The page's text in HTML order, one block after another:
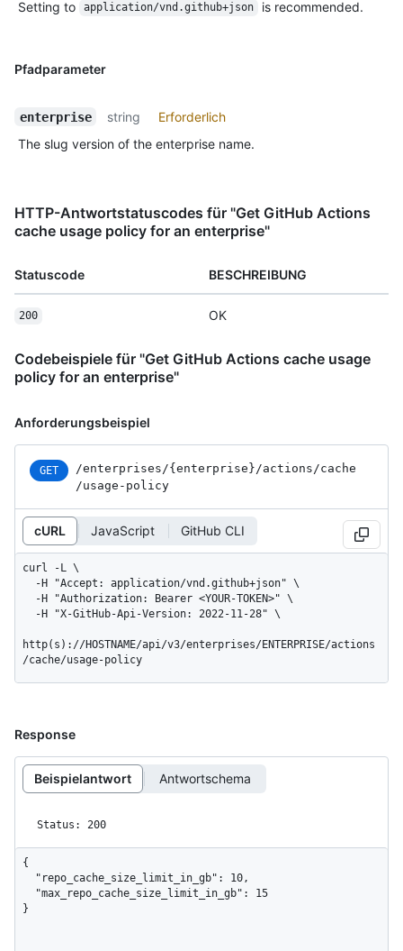
Setting to application/vnd.github+json is recommended.
Pfadparameter
enterprise string
Erforderlich
The slug version of the enterprise name.
HTTP-Antwortstatuscodes für "Get GitHub Actions
cache usage policy for an enterprise"
Statuscode BESCHREIBUNG
200 OK
Codebeispiele für "Get GitHub Actions cache usage
policy for an enterprise"
Anforderungsbeispiel
GET /enterprises /{enterprise} /actions /cache
/usage-policy
cURL JavaScript GitHub CLI
curl -L \
http(s)://HOSTNAME/api/v3/enterprises/ENTERPRISE/actions
/cache/usage-policy
Response
Beispielantwort Antwortschema
Status: 200
{
}